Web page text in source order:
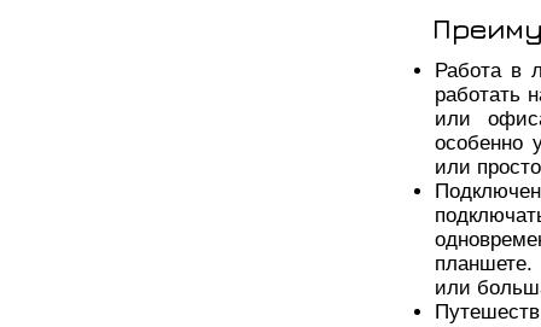
Работа в
работать
или
особенно
или
или